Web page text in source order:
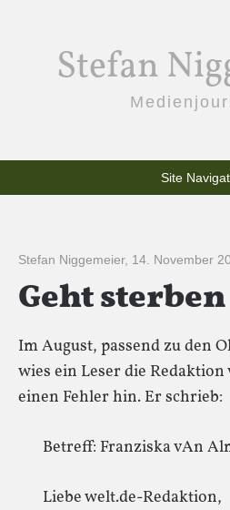
Stefan
Site
Stefan Niggemeier, 14. November
Geht sterben
Im August, passend zu den
wies ein Leser die
einen Fehler hin. Er schrieb:
Betreff: Franziska vAn
Liebe welt.de-Redaktion,